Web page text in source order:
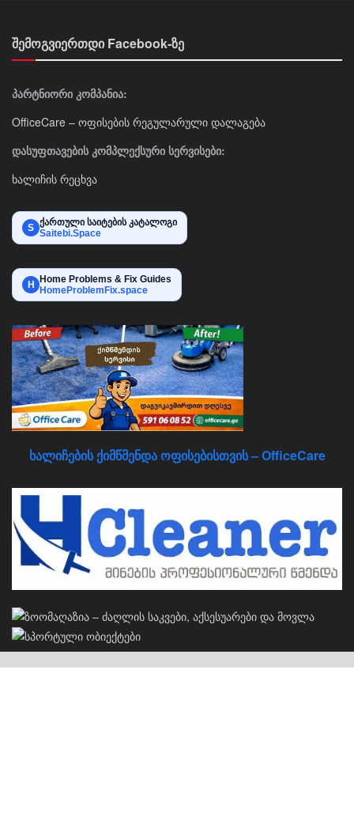
შემოგვიერთდი Facebook-ზე
პარტნიორი კომპანია:
OfficeCare – ოფისების რეგულარული დალაგება
დასუფთავების კომპლექსური სერვისები:
ხალიჩის რეცხვა
S ქართული საიტების კატალოგი
Saitebi.Space
H
Home Problems & Fix Guides
HomeProblemFix.space
ხალიჩების ქიმწმენდა ოფისებისთვის – OfficeCare